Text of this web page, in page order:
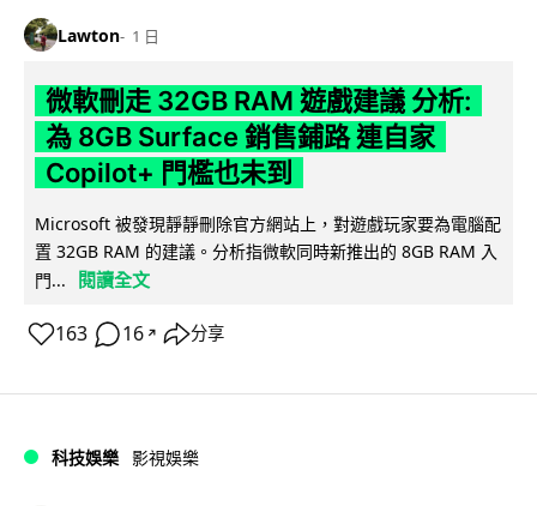
Lawton 1 日
微軟刪走 32GB RAM 遊戲建議 分析:
為 8GB Surface 銷售鋪路 連自家
Copilot+ 門檻也未到
Microsoft 被發現靜靜刪除官方網站上，對遊戲玩家要為電腦配
置 32GB RAM 的建議。分析指微軟同時新推出的 8GB RAM 入
門...
閱讀全文
163 16 ↗ 分享
科技娛樂 影視娛樂